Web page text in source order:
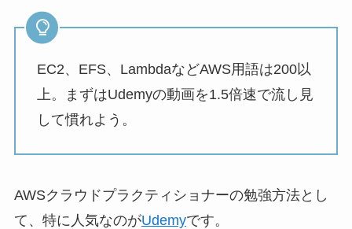
EC2、EFS、LambdaなどAWS用語は200以
上。まずはUdemyの動画を1.5倍速で流し見
して慣れよう。
AWSクラウドプラクティショナーの勉強方法とし
て、特に人気なのがUdemyです。